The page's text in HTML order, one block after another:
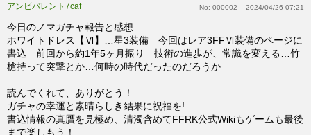
アンビバレント7caf No: 000002 2024/04/26 07:21
今日のノマガチャ報告と感想
ホワイトドレス【Ⅵ】…星3装備 今回はレア3FFⅥ装備のページに
書込 前回から約1年5ヶ月振り 技術の進歩が、常識を変える…竹
槍持って突撃とか…何時の時代だったのだろうか
読んでくれて、ありがとう！
ガチャの幸運と素晴らしき結果に祝福を!
書込情報の真贋を見極め、清濁含めてFFRK公式Wikiもゲームも最後
まで楽しもう！